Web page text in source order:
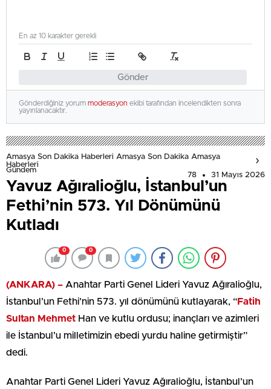
Gönder
En az 10 karakter gerekli
Gönderdiğiniz yorum moderasyon ekibi tarafından incelendikten sonra
yayınlanacaktır.
Amasya Son Dakika Haberleri Amasya Son Dakika Amasya
Haberleri
Gündem
78 31 Mayıs 2026
Yavuz Ağıralioğlu, İstanbul’un
Fethi’nin 573. Yıl Dönümünü
Kutladı
0 0
(ANKARA) – Anahtar Parti Genel Lideri Yavuz Ağıralioğlu,
İstanbul’un Fethi’nin 573. yıl dönümünü kutlayarak, “Fatih
Sultan Mehmet Han ve kutlu ordusu; inançları ve azimleri
ile İstanbul’u milletimizin ebedi yurdu haline getirmiştir”
dedi.
Anahtar Parti Genel Lideri Yavuz Ağıralioğlu, İstanbul’un